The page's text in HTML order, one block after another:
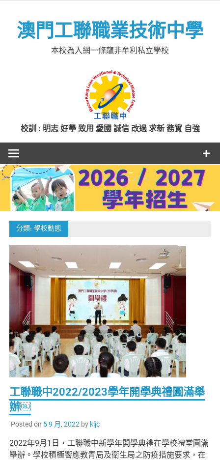
content澳門工聯職業技術中學
本校為入網一條龍非牟利私立學校
校訓 : 明志 好學 致用 愛國 誠信 改過 求新 務實 自強
分類:學校動態
工聯職中2022/2023學年開學典禮圓滿舉
辦￼
Posted on 5 9 月, 2022 by kljc
2022年9月1日，工聯職中新學年開學典禮在學校禮堂圓滿
舉辦。學校積極響應教青局及衛生局之防疫措施要求，在